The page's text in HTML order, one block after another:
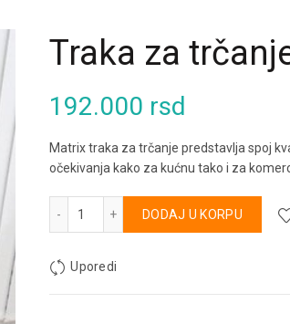
Traka za
192.000 rsd
Matrix traka za trčanje predstavlja spoj
očekivanja kako za kućnu tako i za
Traka za trčanje Matrix MX-T5x
DODAJ U KORPU
Alternative:
Uporedi